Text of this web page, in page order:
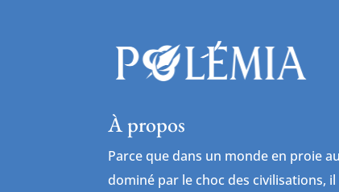
À propos
Parce que dans un monde en proie
dominé par le choc des civilisations,